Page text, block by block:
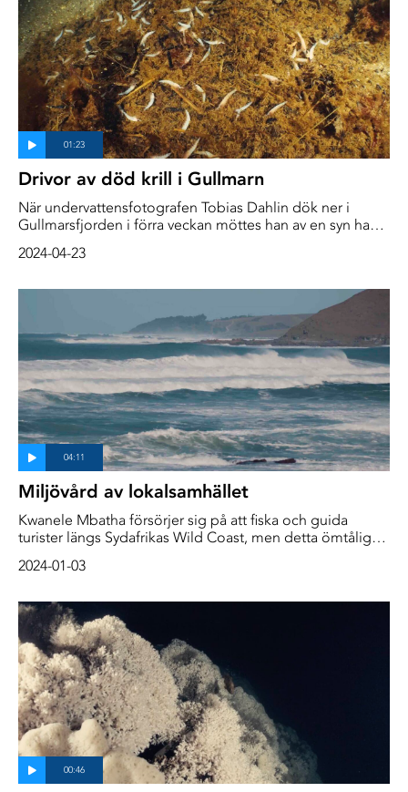
Drivor av död krill i Gullmarn
När undervattensfotografen Tobias Dahlin dök ner i
Gullmarsfjorden i förra veckan möttes han av en syn han
drivor av döende och död krill.
2024-04-23
Miljövård av lokalsamhället
Kwanele Mbatha försörjer sig på att fiska och guida
turister längs Sydafrikas Wild Coast, men detta ömtåliga
och gasutvinning, gruvdrift och många andra mänskliga
2024-01-03